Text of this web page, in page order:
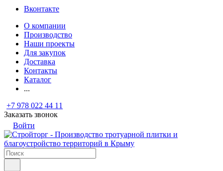
Вконтакте
О компании
Производство
Наши проекты
Для закупок
Доставка
Контакты
Каталог
...
+7 978 022 44 11
Заказать звонок
Войти